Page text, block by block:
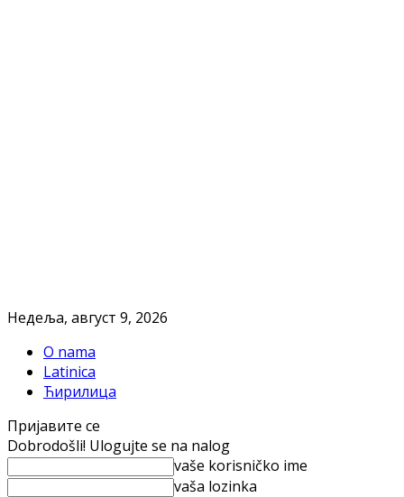
Недеља, август 9, 2026
O nama
Latinica
Ћирилица
Пријавите се
Dobrodošli! Ulogujte se na nalog
vaše korisničko ime
vaša lozinka